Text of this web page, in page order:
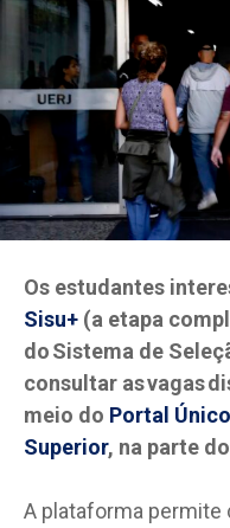
Os estudantes
Sisu+ (a etapa
do Sistema de
consultar as vagas
meio do Portal
Superior, na parte
A plataforma